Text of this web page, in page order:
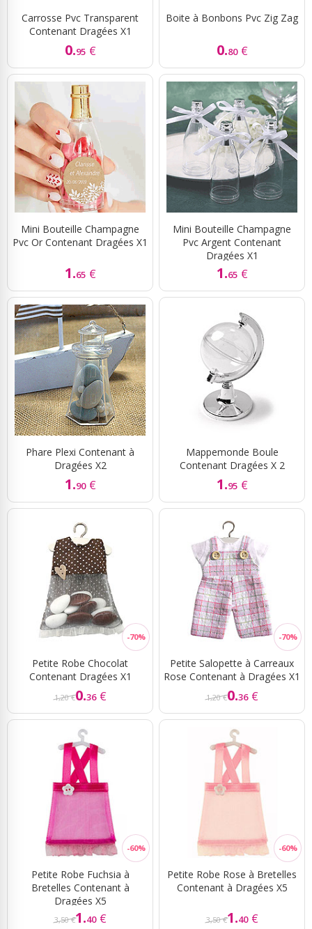
Carrosse Pvc Transparent
Contenant Dragées X1
0.95 €
Boite à Bonbons Pvc Zig Zag
0.80 €
Mini Bouteille Champagne
Pvc Or Contenant Dragées X1
1.65 €
Mini Bouteille Champagne
Pvc Argent Contenant
Dragées X1
1.65 €
Phare Plexi Contenant à
Dragées X2
1.90 €
Mappemonde Boule
Contenant Dragées X 2
1.95 €
Petite Robe Chocolat
Contenant Dragées X1
1,20 €0.36 €
Petite Salopette à Carreaux
Rose Contenant à Dragées X1
1,20 €0.36 €
Petite Robe Fuchsia à
Bretelles Contenant à
Dragées X5
3,50 €1.40 €
Petite Robe Rose à Bretelles
Contenant à Dragées X5
3,50 €1.40 €